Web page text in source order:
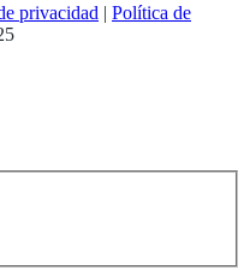
privacidad | Política de